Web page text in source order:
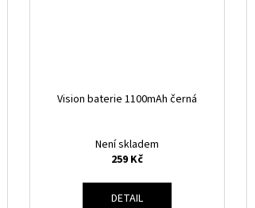
Vision baterie 1100mAh černá
Není skladem
259 Kč
DETAIL